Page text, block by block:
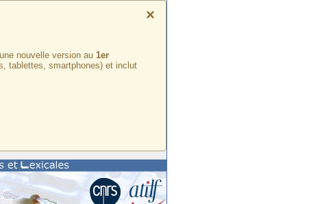
×
nouvelle version au 1er
tablettes, smartphones) et inclut